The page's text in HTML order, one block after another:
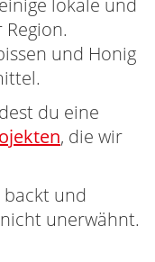
und Honig
du eine
, die wir
backt und
unerwähnt.